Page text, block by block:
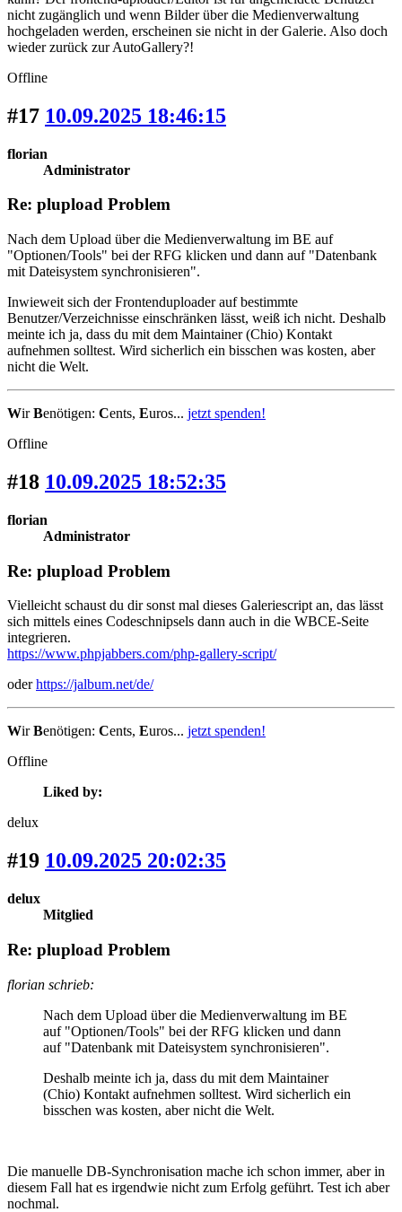
nicht zugänglich und wenn Bilder über die Medienverwaltung
hochgeladen werden, erscheinen sie nicht in der Galerie. Also doch
wieder zurück zur AutoGallery?!
Offline
#17 10.09.2025 18:46:15
florian
Administrator
Re: plupload Problem
Nach dem Upload über die Medienverwaltung im BE auf
"Optionen/Tools" bei der RFG klicken und dann auf "Datenbank
mit Dateisystem synchronisieren".
Inwieweit sich der Frontenduploader auf bestimmte
Benutzer/Verzeichnisse einschränken lässt, weiß ich nicht. Deshalb
meinte ich ja, dass du mit dem Maintainer (Chio) Kontakt
aufnehmen solltest. Wird sicherlich ein bisschen was kosten, aber
nicht die Welt.
WirBenötigen: Cents, Euros... jetzt spenden!
Offline
#18 10.09.2025 18:52:35
florian
Administrator
Re: plupload Problem
Vielleicht schaust du dir sonst mal dieses Galeriescript an, das lässt
sich mittels eines Codeschnipsels dann auch in die WBCE-Seite
integrieren.
https://www.phpjabbers.com/php-gallery-script/
oderhttps://jalbum.net/de/
WirBenötigen: Cents, Euros... jetzt spenden!
Offline
Liked by:
delux
#19 10.09.2025 20:02:35
delux
Mitglied
Re: plupload Problem
florian schrieb:
Nach dem Upload über die Medienverwaltung im BE
auf "Optionen/Tools" bei der RFG klicken und dann
auf "Datenbank mit Dateisystem synchronisieren".
Deshalb meinte ich ja, dass du mit dem Maintainer
(Chio) Kontakt aufnehmen solltest. Wird sicherlich ein
bisschen was kosten, aber nicht die Welt.
Die manuelle DB-Synchronisation mache ich schon immer, aber in
diesem Fall hat es irgendwie nicht zum Erfolg geführt. Test ich aber
nochmal.